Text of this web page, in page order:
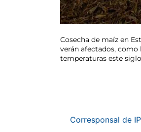
Cosecha de maíz en
verán afectados,
temperaturas este
Corresponsal de